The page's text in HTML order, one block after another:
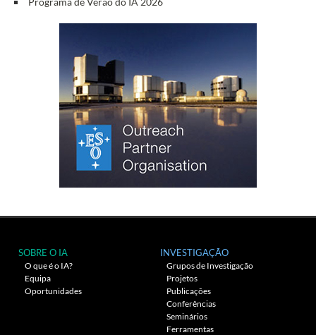
SOBRE O IA
O que é o IA?
Equipa
Oportunidades
INVESTIGAÇÃO
Grupos de Investigação
Projetos
Publicações
Conferências
Seminários
Ferramentas